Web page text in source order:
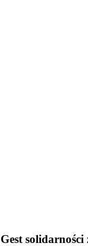
solidarności